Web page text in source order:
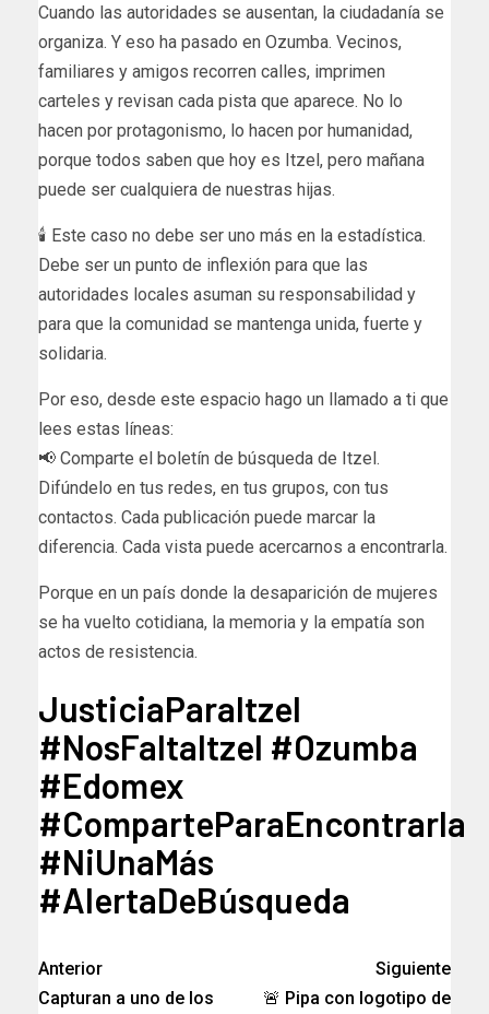
Cuando las autoridades se ausentan, la ciudadanía se
organiza. Y eso ha pasado en Ozumba. Vecinos,
familiares y amigos recorren calles, imprimen
carteles y revisan cada pista que aparece. No lo
hacen por protagonismo, lo hacen por humanidad,
porque todos saben que hoy es Itzel, pero mañana
puede ser cualquiera de nuestras hijas.
🕯️ Este caso no debe ser uno más en la estadística.
Debe ser un punto de inflexión para que las
autoridades locales asuman su responsabilidad y
para que la comunidad se mantenga unida, fuerte y
solidaria.
Por eso, desde este espacio hago un llamado a ti que
lees estas líneas:
📢 Comparte el boletín de búsqueda de Itzel.
Difúndelo en tus redes, en tus grupos, con tus
contactos. Cada publicación puede marcar la
diferencia. Cada vista puede acercarnos a encontrarla.
Porque en un país donde la desaparición de mujeres
se ha vuelto cotidiana, la memoria y la empatía son
actos de resistencia.
JusticiaParaItzel
#NosFaltaItzel #Ozumba
#Edomex
#ComparteParaEncontrarla
#NiUnaMás
#AlertaDeBúsqueda
Anterior
Capturan a uno de los
Siguiente
🚨 Pipa con logotipo de